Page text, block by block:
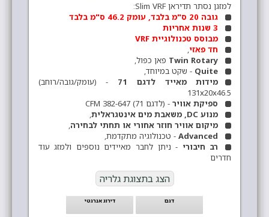
למזגן נסתר תדיראן Slim VRF:
גובה 20 ס"מ בלבד, עומק 46.2 ס"מ בלבד
3 שנות אחריות
מבוסס טכנולוגיית VRF
חד פאזי,
Twin Rotary פאן כפול,
Quite - שקט במיוחד,
מידות מאייד לדגם 71
- (עומק/גובה/רוחב)
131x20x46.5
ספיקת אוויר- (לדגם 71) 382-647 CFM
מנוע DC, משאבת מים אינטגראלית
,
מיקום אוויר חוזר אחורי או תחתי לבחירה,
Advanced - טכנולוגיה מתקדמת,
רב חיבורי - ניתן לחבר מאיידים נוספים ולמזג עוד
חדרים
הצג בתצוגת גלריה
דגם דירוג אנרגטי